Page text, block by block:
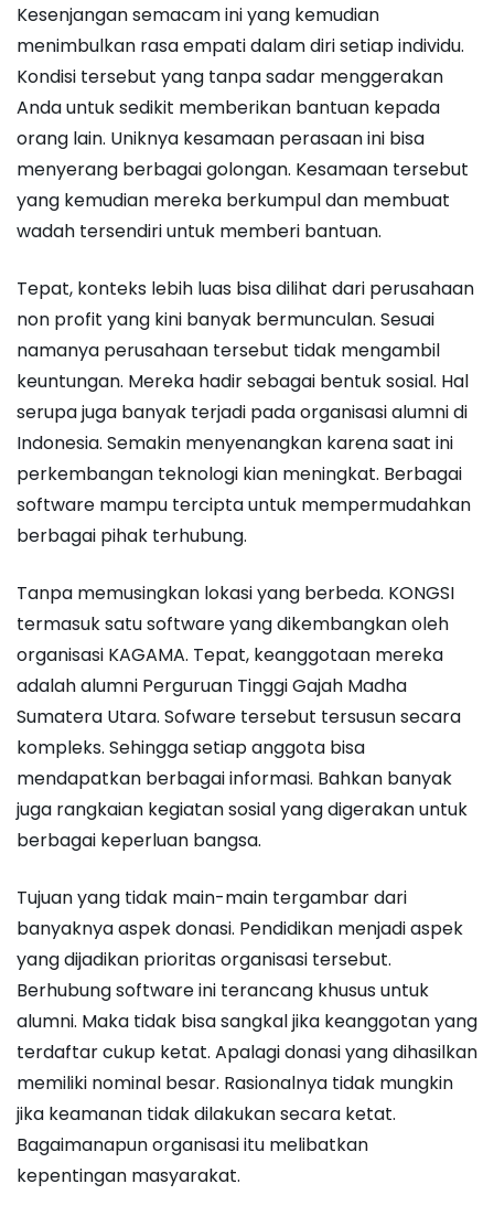
Kesenjangan semacam ini yang kemudian
menimbulkan rasa empati dalam diri setiap individu.
Kondisi tersebut yang tanpa sadar menggerakan
Anda untuk sedikit memberikan bantuan kepada
orang lain. Uniknya kesamaan perasaan ini bisa
menyerang berbagai golongan. Kesamaan tersebut
yang kemudian mereka berkumpul dan membuat
wadah tersendiri untuk memberi bantuan.
Tepat, konteks lebih luas bisa dilihat dari perusahaan
non profit yang kini banyak bermunculan. Sesuai
namanya perusahaan tersebut tidak mengambil
keuntungan. Mereka hadir sebagai bentuk sosial. Hal
serupa juga banyak terjadi pada organisasi alumni di
Indonesia. Semakin menyenangkan karena saat ini
perkembangan teknologi kian meningkat. Berbagai
software mampu tercipta untuk mempermudahkan
berbagai pihak terhubung.
Tanpa memusingkan lokasi yang berbeda. KONGSI
termasuk satu software yang dikembangkan oleh
organisasi KAGAMA. Tepat, keanggotaan mereka
adalah alumni Perguruan Tinggi Gajah Madha
Sumatera Utara. Sofware tersebut tersusun secara
kompleks. Sehingga setiap anggota bisa
mendapatkan berbagai informasi. Bahkan banyak
juga rangkaian kegiatan sosial yang digerakan untuk
berbagai keperluan bangsa.
Tujuan yang tidak main-main tergambar dari
banyaknya aspek donasi. Pendidikan menjadi aspek
yang dijadikan prioritas organisasi tersebut.
Berhubung software ini terancang khusus untuk
alumni. Maka tidak bisa sangkal jika keanggotan yang
terdaftar cukup ketat. Apalagi donasi yang dihasilkan
memiliki nominal besar. Rasionalnya tidak mungkin
jika keamanan tidak dilakukan secara ketat.
Bagaimanapun organisasi itu melibatkan
kepentingan masyarakat.